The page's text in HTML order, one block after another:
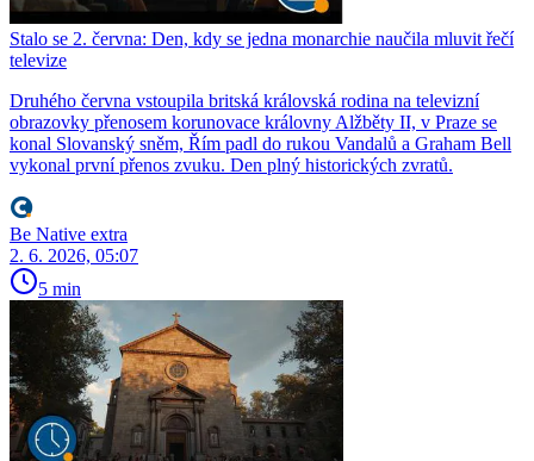
Stalo se 2. června: Den, kdy se jedna monarchie naučila mluvit řečí
televize
Druhého června vstoupila britská královská rodina na televizní
obrazovky přenosem korunovace královny Alžběty II, v Praze se
konal Slovanský sněm, Řím padl do rukou Vandalů a Graham Bell
vykonal první přenos zvuku. Den plný historických zvratů.
Be Native extra
2. 6. 2026, 05:07
5 min